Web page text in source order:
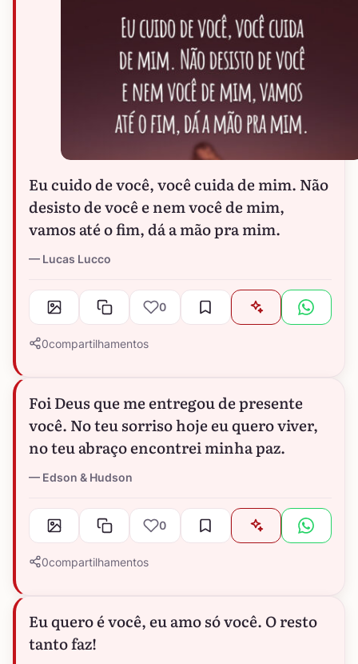
Eu cuido de você, você cuida de mim. Não
desisto de você e nem você de mim,
vamos até o fim, dá a mão pra mim.
Lucas Lucco
0
0compartilhamentos
Foi Deus que me entregou de presente
você. No teu sorriso hoje eu quero viver,
no teu abraço encontrei minha paz.
Edson & Hudson
0
0compartilhamentos
Eu quero é você, eu amo só você. O resto
tanto faz!